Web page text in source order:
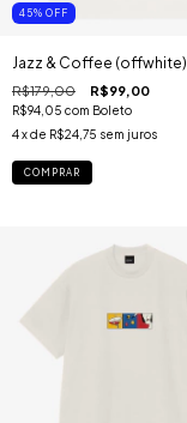
45% OFF
Jazz & Coffee (offwhite)
R$179,00 R$99,00
R$94,05 com Boleto
4x de R$24,75 sem juros
COMPRAR